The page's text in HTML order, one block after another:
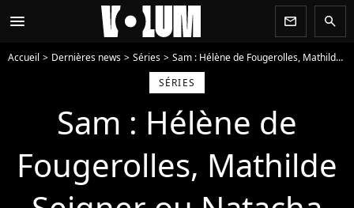
menu newsletter search
Accueil Dernières news Séries
Sam : Hélène de Fougerolles, Mathilde Seigner ou Natacha Lindinger, avec quelle actrice le tournage a-t-il été le plus compliqué ? Fred Testot répond
SÉRIES
Sam : Hélène de
Fougerolles, Mathilde